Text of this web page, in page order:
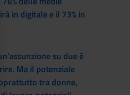
in digitale e il 73% in
su due è
Ma il potenziale
tra donne,